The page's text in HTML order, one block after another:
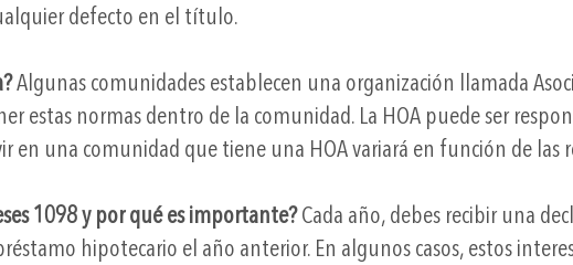
defecto en el título.
Algunas comunidades establecen una organización llamada
estas normas dentro de la comunidad. La HOA puede ser
en una comunidad que tiene una HOA variará en función de las
1098 y por qué es importante?Cada año, debes recibir una
hipotecario el año anterior. En algunos casos, estos